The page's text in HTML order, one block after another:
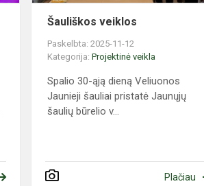
Šauliškos veiklos
Paskelbta: 2025-11-12
Kategorija:Projektinė veikla
Spalio 30-ąją dieną Veliuonos
Jaunieji šauliai pristatė Jaunųjų
šaulių būrelio v...
Plačiau